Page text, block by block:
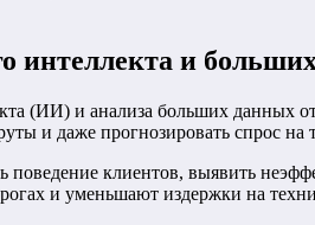
интеллекта и
(ИИ) и анализа больших данных
и даже прогнозировать спрос на
клиентов, выявить
и уменьшают издержки на